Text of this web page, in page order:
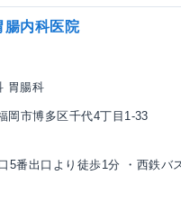
腸内科医院
胃腸科
岡市博多区千代4丁目1-33
5番出口より徒歩1分 ・西鉄バ